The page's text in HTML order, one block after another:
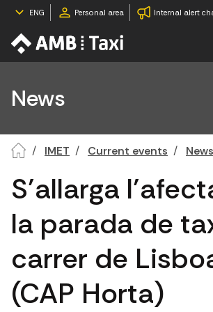
ENG Personal area Internal alert
News
IMET Current events News
S’allarga
la parada de
carrer de
(CAP Horta)